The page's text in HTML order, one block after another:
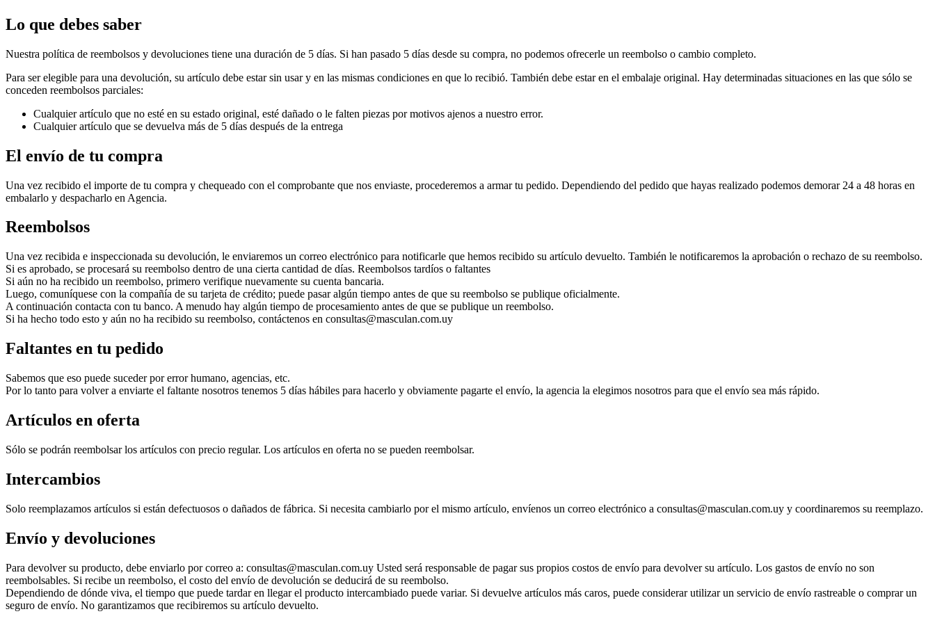
Lo que debes saber
Nuestra política de reembolsos y devoluciones tiene una duración de 5 días. Si han pasado 5 días desde su compra, no podemos ofrecerle un reembolso o cambio completo.
Para ser elegible para una devolución, su artículo debe estar sin usar y en las mismas condiciones en que lo recibió. También debe estar en el embalaje original. Hay determinadas situaciones en las que sólo se
conceden reembolsos parciales:
Cualquier artículo que no esté en su estado original, esté dañado o le falten piezas por motivos ajenos a nuestro error.
Cualquier artículo que se devuelva más de 5 días después de la entrega
El envío de tu compra
Una vez recibido el importe de tu compra y chequeado con el comprobante que nos enviaste, procederemos a armar tu pedido. Dependiendo del pedido que hayas realizado podemos demorar 24 a 48 horas en
embalarlo y despacharlo en Agencia.
Reembolsos
Una vez recibida e inspeccionada su devolución, le enviaremos un correo electrónico para notificarle que hemos recibido su artículo devuelto. También le notificaremos la aprobación o rechazo de su reembolso.
Si es aprobado, se procesará su reembolso dentro de una cierta cantidad de días. Reembolsos tardíos o faltantes
Si aún no ha recibido un reembolso, primero verifique nuevamente su cuenta bancaria.
Luego, comuníquese con la compañía de su tarjeta de crédito; puede pasar algún tiempo antes de que su reembolso se publique oficialmente.
A continuación contacta con tu banco. A menudo hay algún tiempo de procesamiento antes de que se publique un reembolso.
Si ha hecho todo esto y aún no ha recibido su reembolso, contáctenos en consultas@masculan.com.uy
Faltantes en tu pedido
Sabemos que eso puede suceder por error humano, agencias, etc.
Por lo tanto para volver a enviarte el faltante nosotros tenemos 5 días hábiles para hacerlo y obviamente pagarte el envío, la agencia la elegimos nosotros para que el envío sea más rápido.
Artículos en oferta
Sólo se podrán reembolsar los artículos con precio regular. Los artículos en oferta no se pueden reembolsar.
Intercambios
Solo reemplazamos artículos si están defectuosos o dañados de fábrica. Si necesita cambiarlo por el mismo artículo, envíenos un correo electrónico a consultas@masculan.com.uy y coordinaremos su reemplazo.
Envío y devoluciones
Para devolver su producto, debe enviarlo por correo a: consultas@masculan.com.uy Usted será responsable de pagar sus propios costos de envío para devolver su artículo. Los gastos de envío no son
reembolsables. Si recibe un reembolso, el costo del envío de devolución se deducirá de su reembolso.
Dependiendo de dónde viva, el tiempo que puede tardar en llegar el producto intercambiado puede variar. Si devuelve artículos más caros, puede considerar utilizar un servicio de envío rastreable o comprar un
seguro de envío. No garantizamos que recibiremos su artículo devuelto.